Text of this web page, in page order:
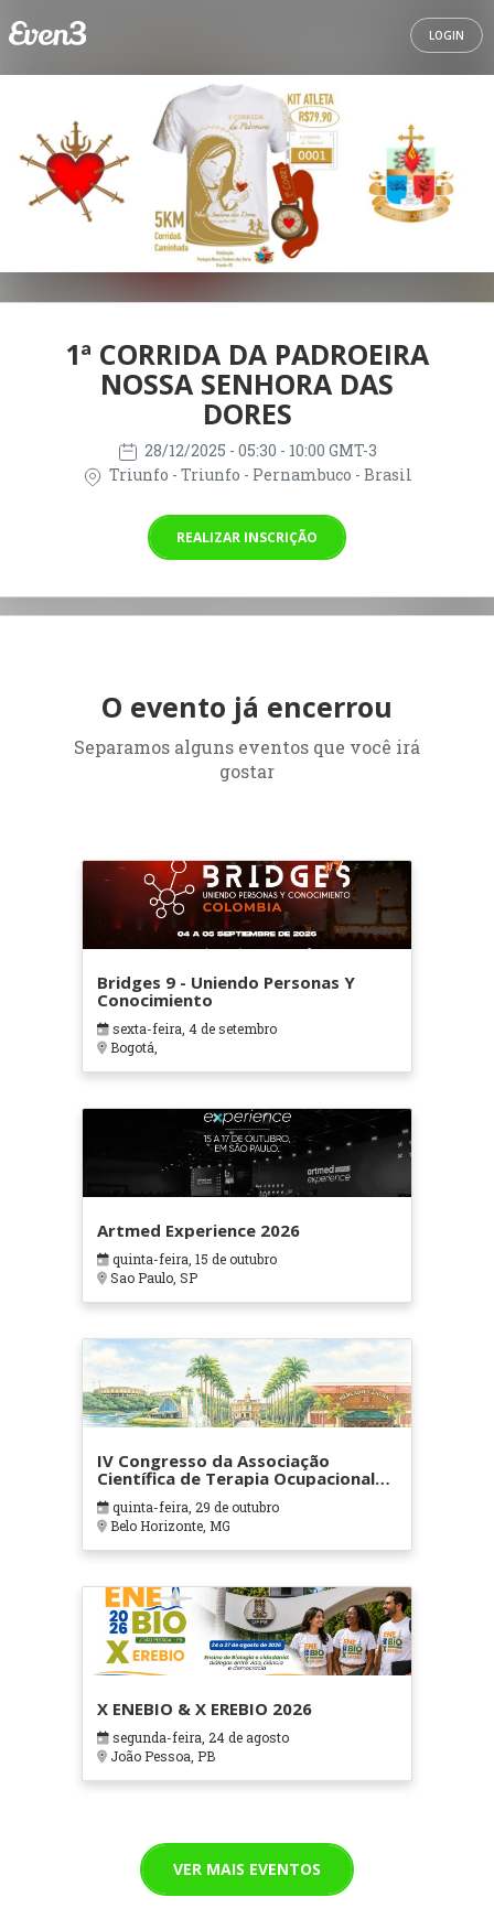
LOGIN
1ª CORRIDA DA PADROEIRA
NOSSA SENHORA DAS
DORES
28/12/2025 - 05:30 - 10:00 GMT-3
Triunfo - Triunfo - Pernambuco - Brasil
REALIZAR INSCRIÇÃO
O evento já encerrou
Separamos alguns eventos que você irá
gostar
Bridges 9 - Uniendo Personas Y
Conocimiento
sexta-feira, 4 de setembro
Bogotá,
Artmed Experience 2026
quinta-feira, 15 de outubro
Sao Paulo, SP
IV Congresso da Associação
Científica de Terapia Ocupacional
em Contextos Hospitalares e
Cuidados Paliativos - ATOHOSP
quinta-feira, 29 de outubro
Belo Horizonte, MG
X ENEBIO & X EREBIO 2026
segunda-feira, 24 de agosto
João Pessoa, PB
VER MAIS EVENTOS